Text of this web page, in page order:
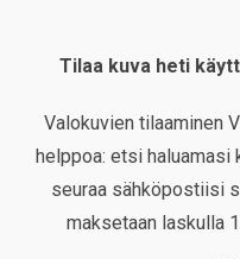
Tilaa kuva heti
Valokuvien tilaaminen
helppoa: etsi
seuraa sähköpostiisi
maksetaan laskulla